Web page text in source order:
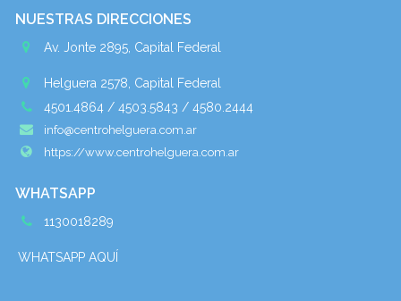
NUESTRAS DIRECCIONES
Av. Jonte 2895, Capital Federal
Helguera 2578, Capital Federal
4501.4864 / 4503.5843 / 4580.2444
info@centrohelguera.com.ar
https://www.centrohelguera.com.ar
WHATSAPP
1130018289
WHATSAPP AQUÍ